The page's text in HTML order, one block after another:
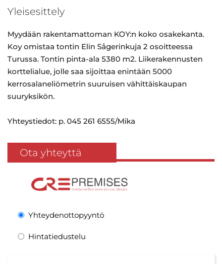
Yleisesittely
Myydään rakentamattoman KOY:n koko osakekanta.
Koy omistaa tontin Elin Sågerinkuja 2 osoitteessa
Turussa. Tontin pinta-ala 5380 m2. Liikerakennusten
korttelialue, jolle saa sijoittaa enintään 5000
kerrosalaneliömetrin suuruisen vähittäiskaupan
suuryksikön.
Yhteystiedot: p. 045 261 6555/Mika
Ota yhteyttä
Yhteydenottopyyntö
Hintatiedustelu